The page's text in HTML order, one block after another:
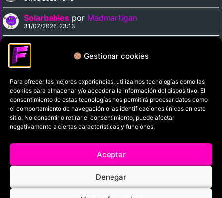
Gestionar cookies
Para ofrecer las mejores experiencias, utilizamos tecnologías como las
cookies para almacenar y/o acceder a la información del dispositivo. El
consentimiento de estas tecnologías nos permitirá procesar datos como
el comportamiento de navegación o las identificaciones únicas en este
sitio. No consentir o retirar el consentimiento, puede afectar
negativamente a ciertas características y funciones.
Aceptar
Denegar
Solarbabies por Madmartigan
31/07/2026, 23:13
Spider-Man: Into the Spider-Verse
31/07/2026, 21:53
Política de privacidad
Términos y condiciones
Política de cookies
Aviso Legal
Filmaniak (2026)